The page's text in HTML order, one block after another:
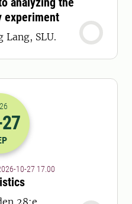
Lang, SLU.
2026-28-09 06:00
10-27 17.00
28:e